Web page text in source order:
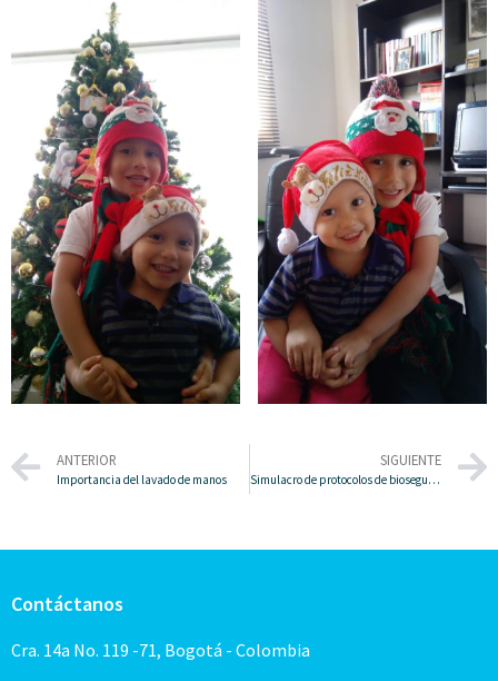
ANTERIOR
Importancia del lavado de manos
SIGUIENTE
Simulacro de protocolos de bioseguridad
Contáctanos
Cra. 14a No. 119 -71, Bogotá - Colombia